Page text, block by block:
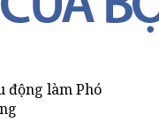
động làm Phó